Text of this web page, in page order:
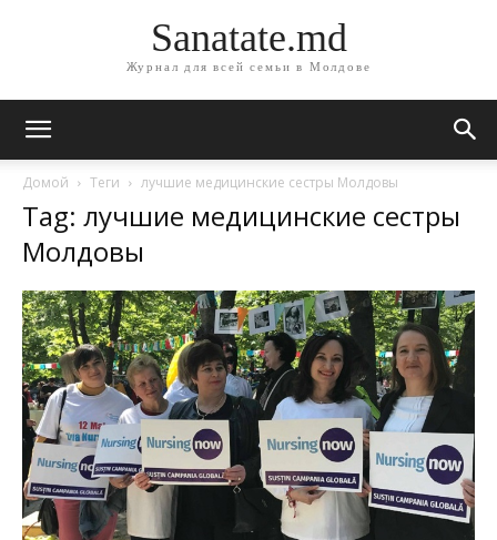
Sanatate.md
Журнал для всей семьи в Молдове
Домой Теги лучшие медицинские сестры Молдовы
Tag: лучшие медицинские сестры
Молдовы